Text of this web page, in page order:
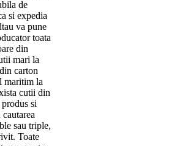
de
si expedia
va pune
toata
din
mari la
carton
maritim la
cutii din
si
sau triple,
Toate